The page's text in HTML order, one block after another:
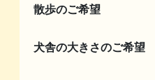
散歩のご希望
犬舎の大きさのご希望